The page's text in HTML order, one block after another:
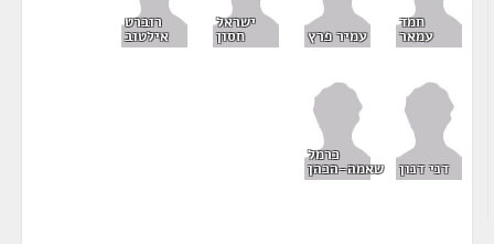
חמד
עמאר עמיר פרץ
ישראל
חסון
רוברט
אילטוב
דני דנון
כרמל
שאמה-הכהן